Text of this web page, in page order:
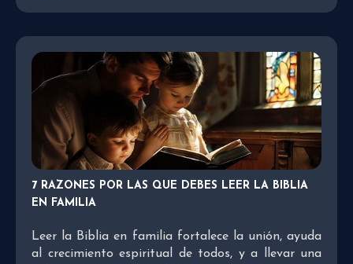
7 RAZONES POR LAS QUE DEBES LEER LA BIBLIA
EN FAMILIA
Leer la Biblia en familia fortalece la unión, ayuda
al crecimiento espiritual de todos, y a llevar una